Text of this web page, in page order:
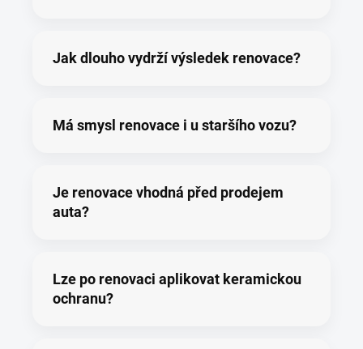
Jak dlouho vydrží výsledek renovace?
Má smysl renovace i u staršího vozu?
Je renovace vhodná před prodejem
auta?
Lze po renovaci aplikovat keramickou
ochranu?